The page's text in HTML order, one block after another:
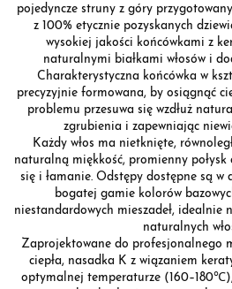
pojedyncze struny z góry
z 100% etycznie pozyskanych
wysokiej jakości końcówkami z
naturalnymi białkami włosów i
Charakterystyczna końcówka w
precyzyjnie formowana, by osiągnąć
problemu przesuwa się wzdłuż
zgrubienia i zapewniając
Każdy włos ma nietknięte,
naturalną miękkość, promienny
się i łamanie. Odstępy dostępne są
bogatej gamie kolorów
niestandardowych mieszadeł, idealnie
naturalnych
Zaprojektowane do profesjonalnego
ciepła, nasadka K z wiązaniem
optymalnej temperaturze